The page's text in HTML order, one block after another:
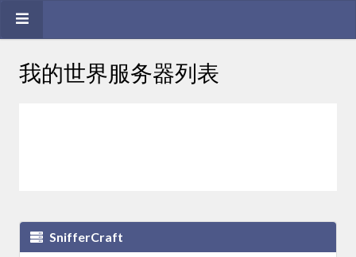
我的世界服务器列表
SnifferCraft